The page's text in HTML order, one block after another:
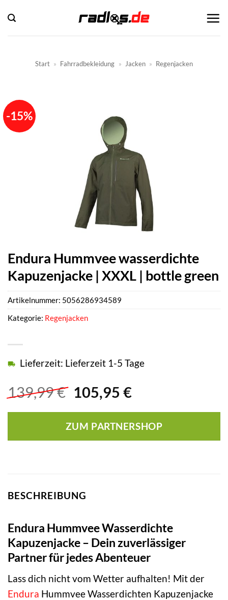
Inhalt
springen
Start » Fahrradbekleidung » Jacken » Regenjacken
-15%
Endura Hummvee wasserdichte
Kapuzenjacke | XXXL | bottle green
139,99€ Ursprünglicher
Preis
war:
139,99 €
105,95 €Aktueller
ist:
105,95 €.
Lieferzeit: Lieferzeit 1-5 Tage
ZUM PARTNERSHOP
Artikelnummer: 5056286934589
Kategorie: Regenjacken
BESCHREIBUNG
Endura Hummvee Wasserdichte
Kapuzenjacke – Dein zuverlässiger
Partner für jedes Abenteuer
Lass dich nicht vom Wetter aufhalten! Mit der
Endura Hummvee Wasserdichten Kapuzenjacke